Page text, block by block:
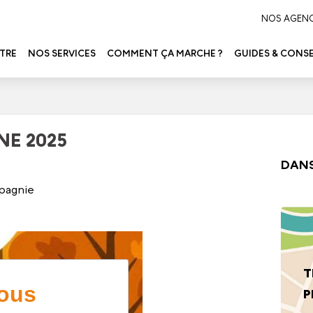
NOS
NOS SERVICES COMMENT ÇA MARCHE ? GUIDES &
2025